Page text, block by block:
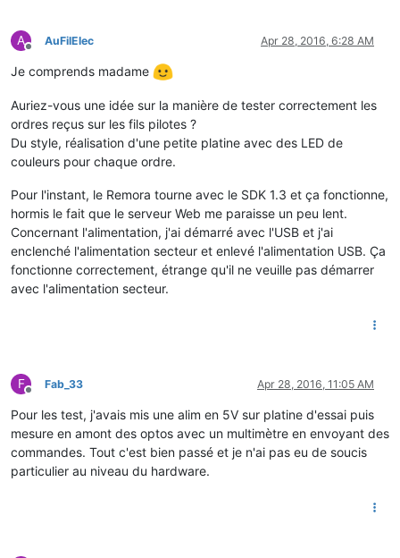
A
Offline
AuFilElec Apr 28, 2016, 6:28 AM
Je comprends madame
Auriez-vous une idée sur la manière de tester correctement les
ordres reçus sur les fils pilotes ?
Du style, réalisation d'une petite platine avec des LED de
couleurs pour chaque ordre.
Pour l'instant, le Remora tourne avec le SDK 1.3 et ça fonctionne,
hormis le fait que le serveur Web me paraisse un peu lent.
Concernant l'alimentation, j'ai démarré avec l'USB et j'ai
enclenché l'alimentation secteur et enlevé l'alimentation USB. Ça
fonctionne correctement, étrange qu'il ne veuille pas démarrer
avec l'alimentation secteur.
F
Offline
Fab_33 Apr 28, 2016, 11:05 AM
Pour les test, j'avais mis une alim en 5V sur platine d'essai puis
mesure en amont des optos avec un multimètre en envoyant des
commandes. Tout c'est bien passé et je n'ai pas eu de soucis
particulier au niveau du hardware.